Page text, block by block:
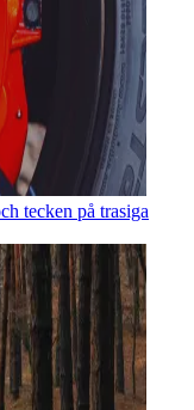
tecken på trasiga